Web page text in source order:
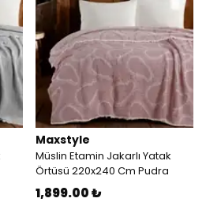
Maxstyle
Müslin Etamin Jakarlı Yatak
Örtüsü 220x240 Cm Pudra
1,899.00 ₺